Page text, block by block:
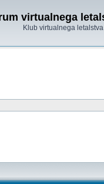
virtualnega
Klub virtualnega